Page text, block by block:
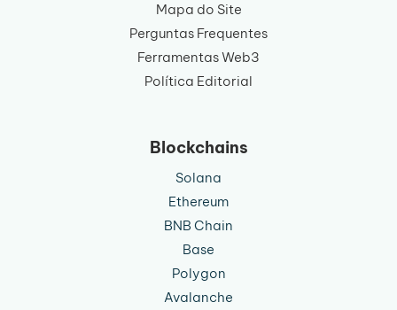
Mapa do Site
Perguntas Frequentes
Ferramentas Web3
Política Editorial
Blockchains
Solana
Ethereum
BNB Chain
Base
Polygon
Avalanche